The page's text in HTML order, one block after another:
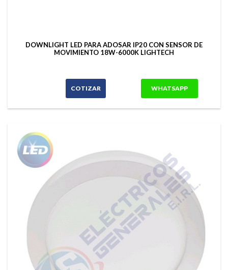
DOWNLIGHT LED PARA ADOSAR IP20 CON SENSOR DE
MOVIMIENTO 18W-6000K LIGHTECH
COTIZAR WHATSAPP